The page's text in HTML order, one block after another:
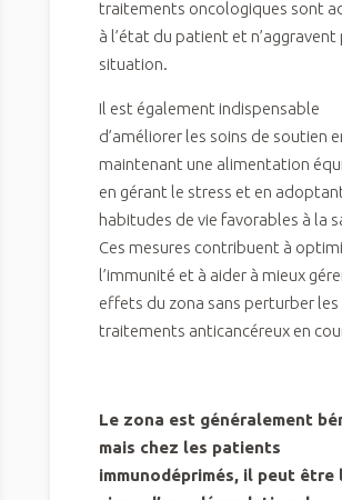
traitements oncologiques sont
à l’état du patient et n’aggravent
situation.
Il est également indispensable
d’améliorer les soins de soutien
maintenant une alimentation
en gérant le stress et en
habitudes de vie favorables à la
Ces mesures contribuent à
l’immunité et à aider à mieux
effets du zona sans perturber les
traitements anticancéreux en
Le zona est généralement
mais chez les patients
immunodéprimés, il peut être